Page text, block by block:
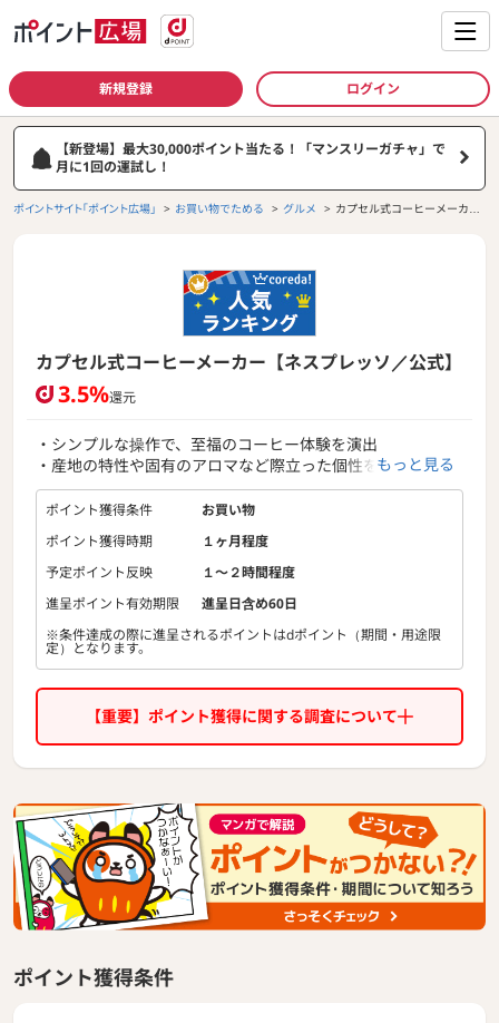
新規登録 ログイン
【新登場】最大30,000ポイント当たる！「マンスリーガチャ」で
月に1回の運試し！
ポイントサイト「ポイント広場」 お買い物でためる グルメ
カプセル式コーヒーメーカー
カプセル式コーヒーメーカー【ネスプレッソ／公式】
3.5%還元
・シンプルな操作で、至福のコーヒー体験を演出
・産地の特性や固有のアロマなど際立った個性を持ったバラ
エティ豊かなカプセルコーヒー
・お客様のお好みやニーズに応じてお選びいただける2つの
革新的なシステムで豊かでやわらかなクレマを載せた一杯
を楽しめる「ヴァーチュオ」
伝統的なエスプレッソ体験を実現する「オリジナル」
もっと見る
ポイント獲得条件
お買い物
ポイント獲得時期
１ヶ月程度
予定ポイント反映
１〜２時間程度
進呈ポイント有効期限
進呈日含め60日
※条件達成の際に進呈されるポイントはdポイント（期間・用途限
定）となります。
【重要】ポイント獲得に関する調査について
ポイント獲得条件